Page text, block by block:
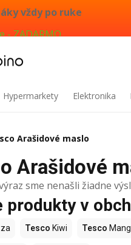
vždy po ruke
- ZADARMO
Hypermarkety Elektronika
Arašidové maslo
Arašidové
sme nenašli žiadne
produkty v
Tesco Kiwi Tesco